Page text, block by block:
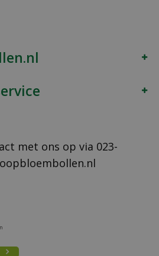
met ons op via 023-